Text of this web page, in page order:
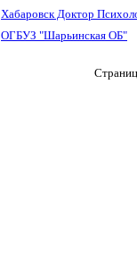
Хабаровск Доктор
ОГБУЗ "Шарьинская ОБ"